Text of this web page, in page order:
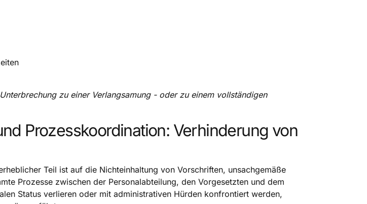
zu einer Verlangsamung - oder zu einem vollständigen
Prozesskoordination: Verhinderung von
Teil ist auf die Nichteinhaltung von Vorschriften, unsachgemäße
Prozesse zwischen der Personalabteilung, den Vorgesetzten und dem
Status verlieren oder mit administrativen Hürden konfrontiert werden,